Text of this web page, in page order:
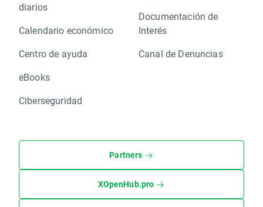
diarios
Calendario económico
Centro de ayuda
eBooks
Ciberseguridad
Documentación de
Interés
Canal de Denuncias
Partners
XOpenHub.pro